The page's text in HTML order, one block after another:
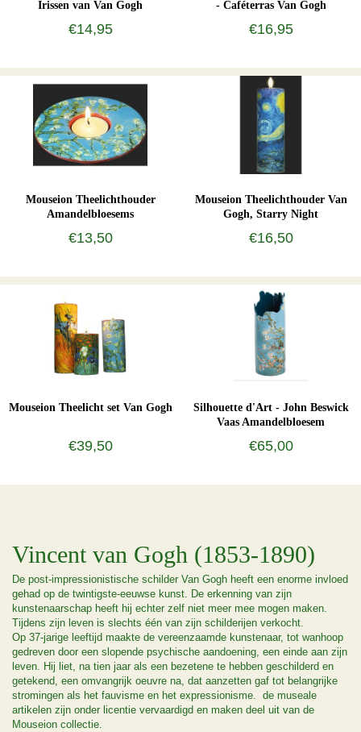
Irissen van Van Gogh
€14,95
- Caféterras Van Gogh
€16,95
Mouseion Theelichthouder
Amandelbloesems
€13,50
Mouseion Theelichthouder Van
Gogh, Starry Night
€16,50
Mouseion Theelicht set Van Gogh
€39,50
Silhouette d'Art - John Beswick
Vaas Amandelbloesem
€65,00
Vincent van Gogh (1853-1890)
De post-impressionistische schilder Van Gogh heeft een enorme invloed
gehad op de twintigste-eeuwse kunst. De erkenning van zijn
kunstenaarschap heeft hij echter zelf niet meer mee mogen maken.
Tijdens zijn leven is slechts één van zijn schilderijen verkocht.
Op 37-jarige leeftijd maakte de vereenzaamde kunstenaar, tot wanhoop
gedreven door een slopende psychische aandoening, een einde aan zijn
leven. Hij liet, na tien jaar als een bezetene te hebben geschilderd en
getekend, een omvangrijk oeuvre na, dat aanzetten gaf tot belangrijke
stromingen als het fauvisme en het expressionisme. de museale
artikelen zijn onder licentie vervaardigd en maken deel uit van de
Mouseion collectie.